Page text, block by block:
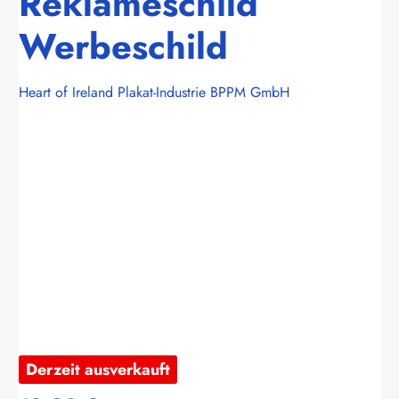
Werbeschild
Heart of Ireland Plakat-Industrie BPPM GmbH
Derzeit ausverkauft